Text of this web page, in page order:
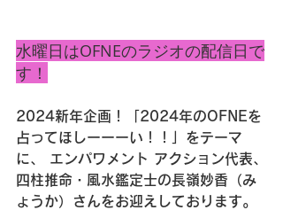
水曜日はOFNEのラジオの配信日で
す！
2024新年企画！「2024年のOFNEを
占ってほしーーーい！！」をテーマ
に、 エンパワメント アクション代表、
四柱推命・風水鑑定士の長嶺妙香（み
ょうか）さんをお迎えしております。